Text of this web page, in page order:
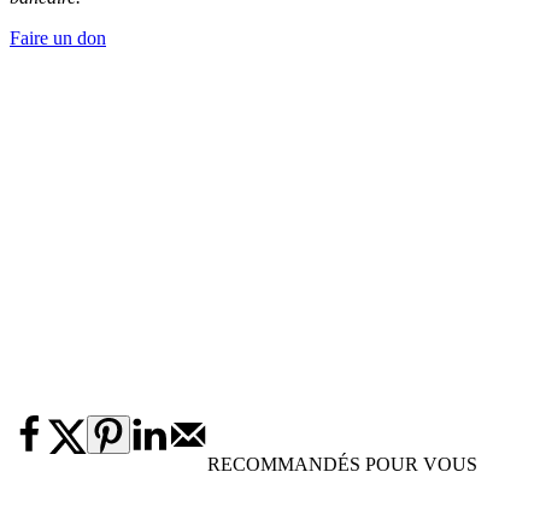
Faire un don
RECOMMANDÉS POUR VOUS